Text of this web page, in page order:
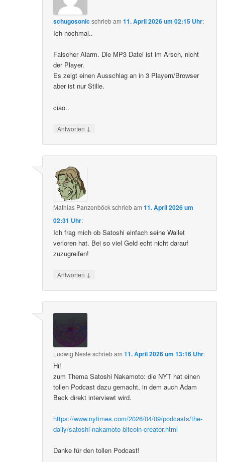
schugosonicschriebam11. April 2026 um 02:15 Uhr:
Ich nochmal..
Falscher Alarm. Die MP3 Datei ist im Arsch, nicht
der Player.
Es zeigt einen Ausschlag an in 3 Playern/Browser
aber ist nur Stille.
ciao..
Antworten ↓
Mathias Panzenböckschriebam11. April 2026 um
02:31 Uhr:
Ich frag mich ob Satoshi einfach seine Wallet
verloren hat. Bei so viel Geld echt nicht darauf
zuzugreifen!
Antworten ↓
Ludwig Neste schriebam11. April 2026 um 13:16 Uhr:
Hi!
zum Thema Satoshi Nakamoto: die NYT hat einen
tollen Podcast dazu gemacht, in dem auch Adam
Beck direkt interviewt wird.
https://www.nytimes.com/2026/04/09/podcasts/the-
daily/satoshi-nakamoto-bitcoin-creator.html
Danke für den tollen Podcast!